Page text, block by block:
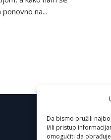
Da bismo pružili
i/ili pristup
omogućiti da
na...